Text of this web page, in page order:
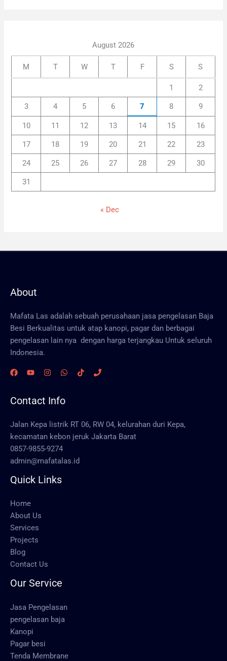
August 2026
M T W T F S S
1 2
3 4 5 6 7 8 9
10 11 12 13 14 15 16
17 18 19 20 21 22 23
24 25 26 27 28 29 30
31
« Dec
About
Mafata Las adalah sebuah perusahaan jasa pengelasan Baja
Besi Berkualitas untuk atap kanopi, pagar dan berbagai
pengelasan lain nya dengan harga terjangkau Untuk seluruh
Indonesia.
Contact Info
Jalan Kepa listrik RT 06, RW 04, kelurahan duri Kepa,
kecamatan kebon jeruk Jakarta Barat
0857-9855-9274
admin@mafatalas.id
Quick Links
Home
About Us
Services
Projects
Blog
Contact Us
Our Service
Jasa Pengelasan
pengelasan baja
Kanopi
Pagar besi
Tenda Membrane